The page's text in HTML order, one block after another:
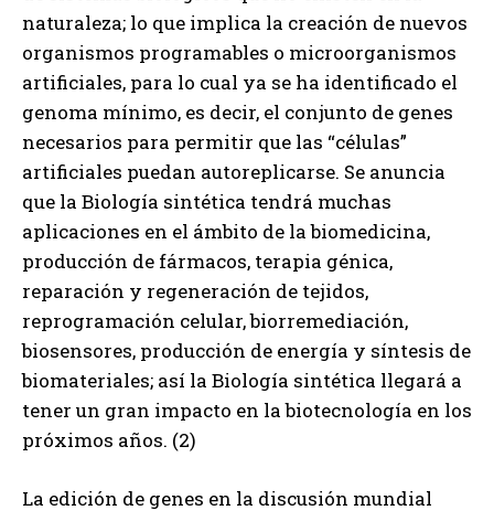
naturaleza; lo que implica la creación de nuevos
organismos programables o microorganismos
artificiales, para lo cual ya se ha identificado el
genoma mínimo, es decir, el conjunto de genes
necesarios para permitir que las “células”
artificiales puedan autoreplicarse. Se anuncia
que la Biología sintética tendrá muchas
aplicaciones en el ámbito de la biomedicina,
producción de fármacos, terapia génica,
reparación y regeneración de tejidos,
reprogramación celular, biorremediación,
biosensores, producción de energía y síntesis de
biomateriales; así la Biología sintética llegará a
tener un gran impacto en la biotecnología en los
próximos años. (2)
La edición de genes en la discusión mundial